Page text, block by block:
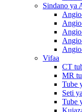
Sindano ya
Vifaa
CT
MR
Tube
Seti
Tube